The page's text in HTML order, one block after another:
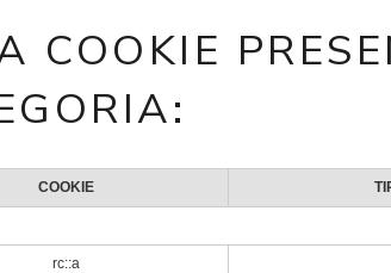
COOKIE
COOKIE
rc::a